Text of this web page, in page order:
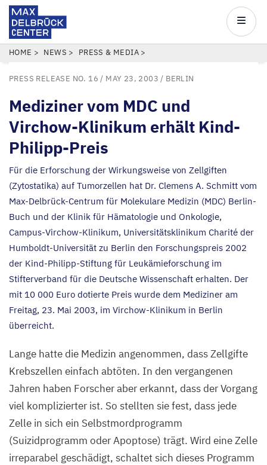
Skip
main
Center
Main
BREADCRUMB
HOME NEWS PRESS & MEDIA
PRESS RELEASE NO. 16 / MAY 23, 2003 / BERLIN
Mediziner vom MDC und
Virchow-Klinikum erhält Kind-
Philipp-Preis
Für die Erforschung der Wirkungsweise von Zellgiften
(Zytostatika) auf Tumorzellen hat Dr. Clemens A. Schmitt vom
Max-Delbrück-Centrum für Molekulare Medizin (MDC) Berlin-
Buch und der Klinik für Hämatologie und Onkologie,
Campus-Virchow-Klinikum, Universitätsklinikum Charité der
Humboldt-Universität zu Berlin den Forschungspreis 2002
der Kind-Philipp-Stiftung für Leukämieforschung im
Stifterverband für die Deutsche Wissenschaft erhalten. Der
mit 10 000 Euro dotierte Preis wurde dem Mediziner am
Freitag, 23. Mai 2003, im Virchow-Klinikum in Berlin
überreicht.
Lange hatte die Medizin angenommen, dass Zellgifte
Krebszellen einfach abtöten. In den vergangenen
Jahren haben Forscher aber erkannt, dass der Vorgang
viel komplizierter ist. So stellten sie fest, dass jede
Zelle in sich ein Selbstmordprogramm
(Suizidprogramm oder Apoptose) trägt. Wird eine Zelle
irreparabel geschädigt, schaltet sich dieses Programm